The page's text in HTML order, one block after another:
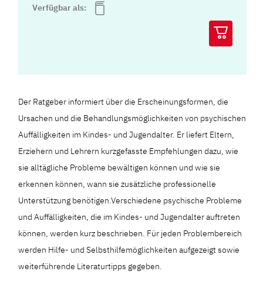
Verfügbar als:
Der Ratgeber informiert über die Erscheinungsformen, die
Ursachen und die Behandlungsmöglichkeiten von psychischen
Auffälligkeiten im Kindes- und Jugendalter. Er liefert Eltern,
Erziehern und Lehrern kurzgefasste Empfehlungen dazu, wie
sie alltägliche Probleme bewältigen können und wie sie
erkennen können, wann sie zusätzliche professionelle
Unterstützung benötigen.Verschiedene psychische Probleme
und Auffälligkeiten, die im Kindes- und Jugendalter auftreten
können, werden kurz beschrieben. Für jeden Problembereich
werden Hilfe- und Selbsthilfemöglichkeiten aufgezeigt sowie
weiterführende Literaturtipps gegeben.